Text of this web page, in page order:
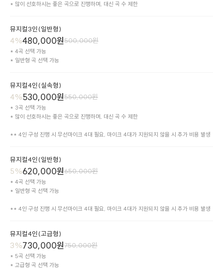
* 많이 선호하시는 좋은 곡으로 진행하며, 대신 곡 수 제한
뮤지컬3인(일반형)
4%480,000원500,000원
* 4곡 선택 가능
* 일반형 곡 선택 가능
뮤지컬4인(실속형)
4%530,000원550,000원
* 3곡 선택 가능
* 많이 선호하시는 좋은 곡으로 진행하며, 대신 곡 수 제한
** 4인 구성 진행 시 무선마이크 4대 필요, 마이크 4대가 지원되지 않을 시 추가 비용 발생
뮤지컬4인(일반형)
5%620,000원650,000원
* 4곡 선택 가능
* 일반형 곡 선택 가능
** 4인 구성 진행 시 무선마이크 4대 필요, 마이크 4대가 지원되지 않을 시 추가 비용 발생
뮤지컬4인(고급형)
3%730,000원750,000원
* 5곡 선택 가능
* 고급형 곡 선택 가능